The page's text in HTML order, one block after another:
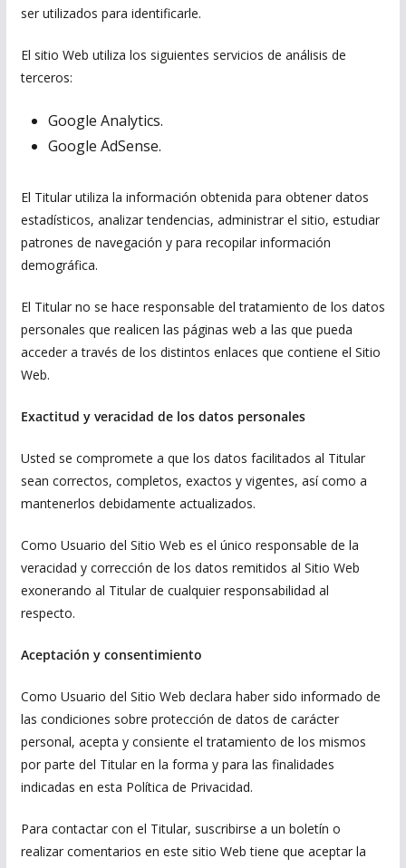
ser utilizados para identificarle.
El sitio Web utiliza los siguientes servicios de análisis de
terceros:
Google Analytics.
Google AdSense.
El Titular utiliza la información obtenida para obtener datos
estadísticos, analizar tendencias, administrar el sitio, estudiar
patrones de navegación y para recopilar información
demográfica.
El Titular no se hace responsable del tratamiento de los datos
personales que realicen las páginas web a las que pueda
acceder a través de los distintos enlaces que contiene el Sitio
Web.
Exactitud y veracidad de los datos personales
Usted se compromete a que los datos facilitados al Titular
sean correctos, completos, exactos y vigentes, así como a
mantenerlos debidamente actualizados.
Como Usuario del Sitio Web es el único responsable de la
veracidad y corrección de los datos remitidos al Sitio Web
exonerando al Titular de cualquier responsabilidad al
respecto.
Aceptación y consentimiento
Como Usuario del Sitio Web declara haber sido informado de
las condiciones sobre protección de datos de carácter
personal, acepta y consiente el tratamiento de los mismos
por parte del Titular en la forma y para las finalidades
indicadas en esta Política de Privacidad.
Para contactar con el Titular, suscribirse a un boletín o
realizar comentarios en este sitio Web tiene que aceptar la